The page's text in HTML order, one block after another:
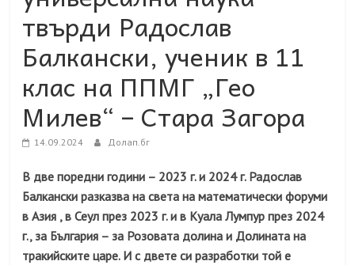
твърди Радослав
Балкански, ученик в 11
клас на ППМГ „Гео
Милев“ – Стара Загора
14.09.2024 Долап.бг
В две поредни години – 2023 г. и 2024 г. Радослав
Балкански разказва на света на математически форуми
в Азия , в Сеул през 2023 г. и в Куала Лумпур през 2024
г., за България – за Розовата долина и Долината на
тракийските царе. И с двете си разработки той е